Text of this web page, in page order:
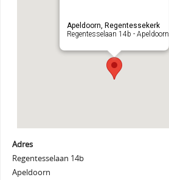
Apeldoorn, Regentessekerk
Regentesselaan 14b - Apeldoorn
Adres
Regentesselaan 14b
Apeldoorn